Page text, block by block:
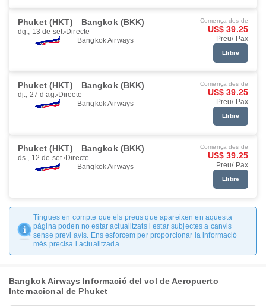
Phuket (HKT) Bangkok (BKK)
dg., 13 de set. Directe
Bangkok Airways
Comença des de
US$ 39.25
Preu/ Pax
Llibre
Phuket (HKT) Bangkok (BKK)
dj., 27 d’ag. Directe
Bangkok Airways
Comença des de
US$ 39.25
Preu/ Pax
Llibre
Phuket (HKT) Bangkok (BKK)
ds., 12 de set. Directe
Bangkok Airways
Comença des de
US$ 39.25
Preu/ Pax
Llibre
Tingues en compte que els preus que apareixen en aquesta
pàgina poden no estar actualitzats i estar subjectes a canvis
sense previ avís. Ens esforcem per proporcionar la informació
més precisa i actualitzada.
Bangkok Airways Informació del vol de Aeropuerto
Internacional de Phuket